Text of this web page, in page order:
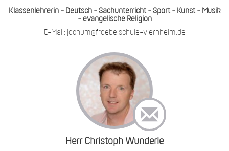
Klassenlehrerin - Deutsch - Sachunterricht - Sport - Kunst - Musik
- evangelische Religion
E-Mail: jochum@froebelschule-viernheim.de
Herr Christoph Wunderle